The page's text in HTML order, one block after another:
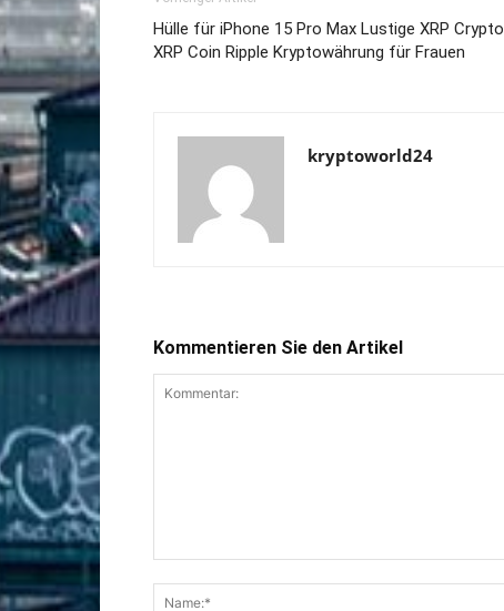
Hülle für iPhone 15 Pro Max Lustige XRP Crypto
XRP Coin Ripple Kryptowährung für Frauen
kryptoworld24
Kommentieren Sie den Artikel